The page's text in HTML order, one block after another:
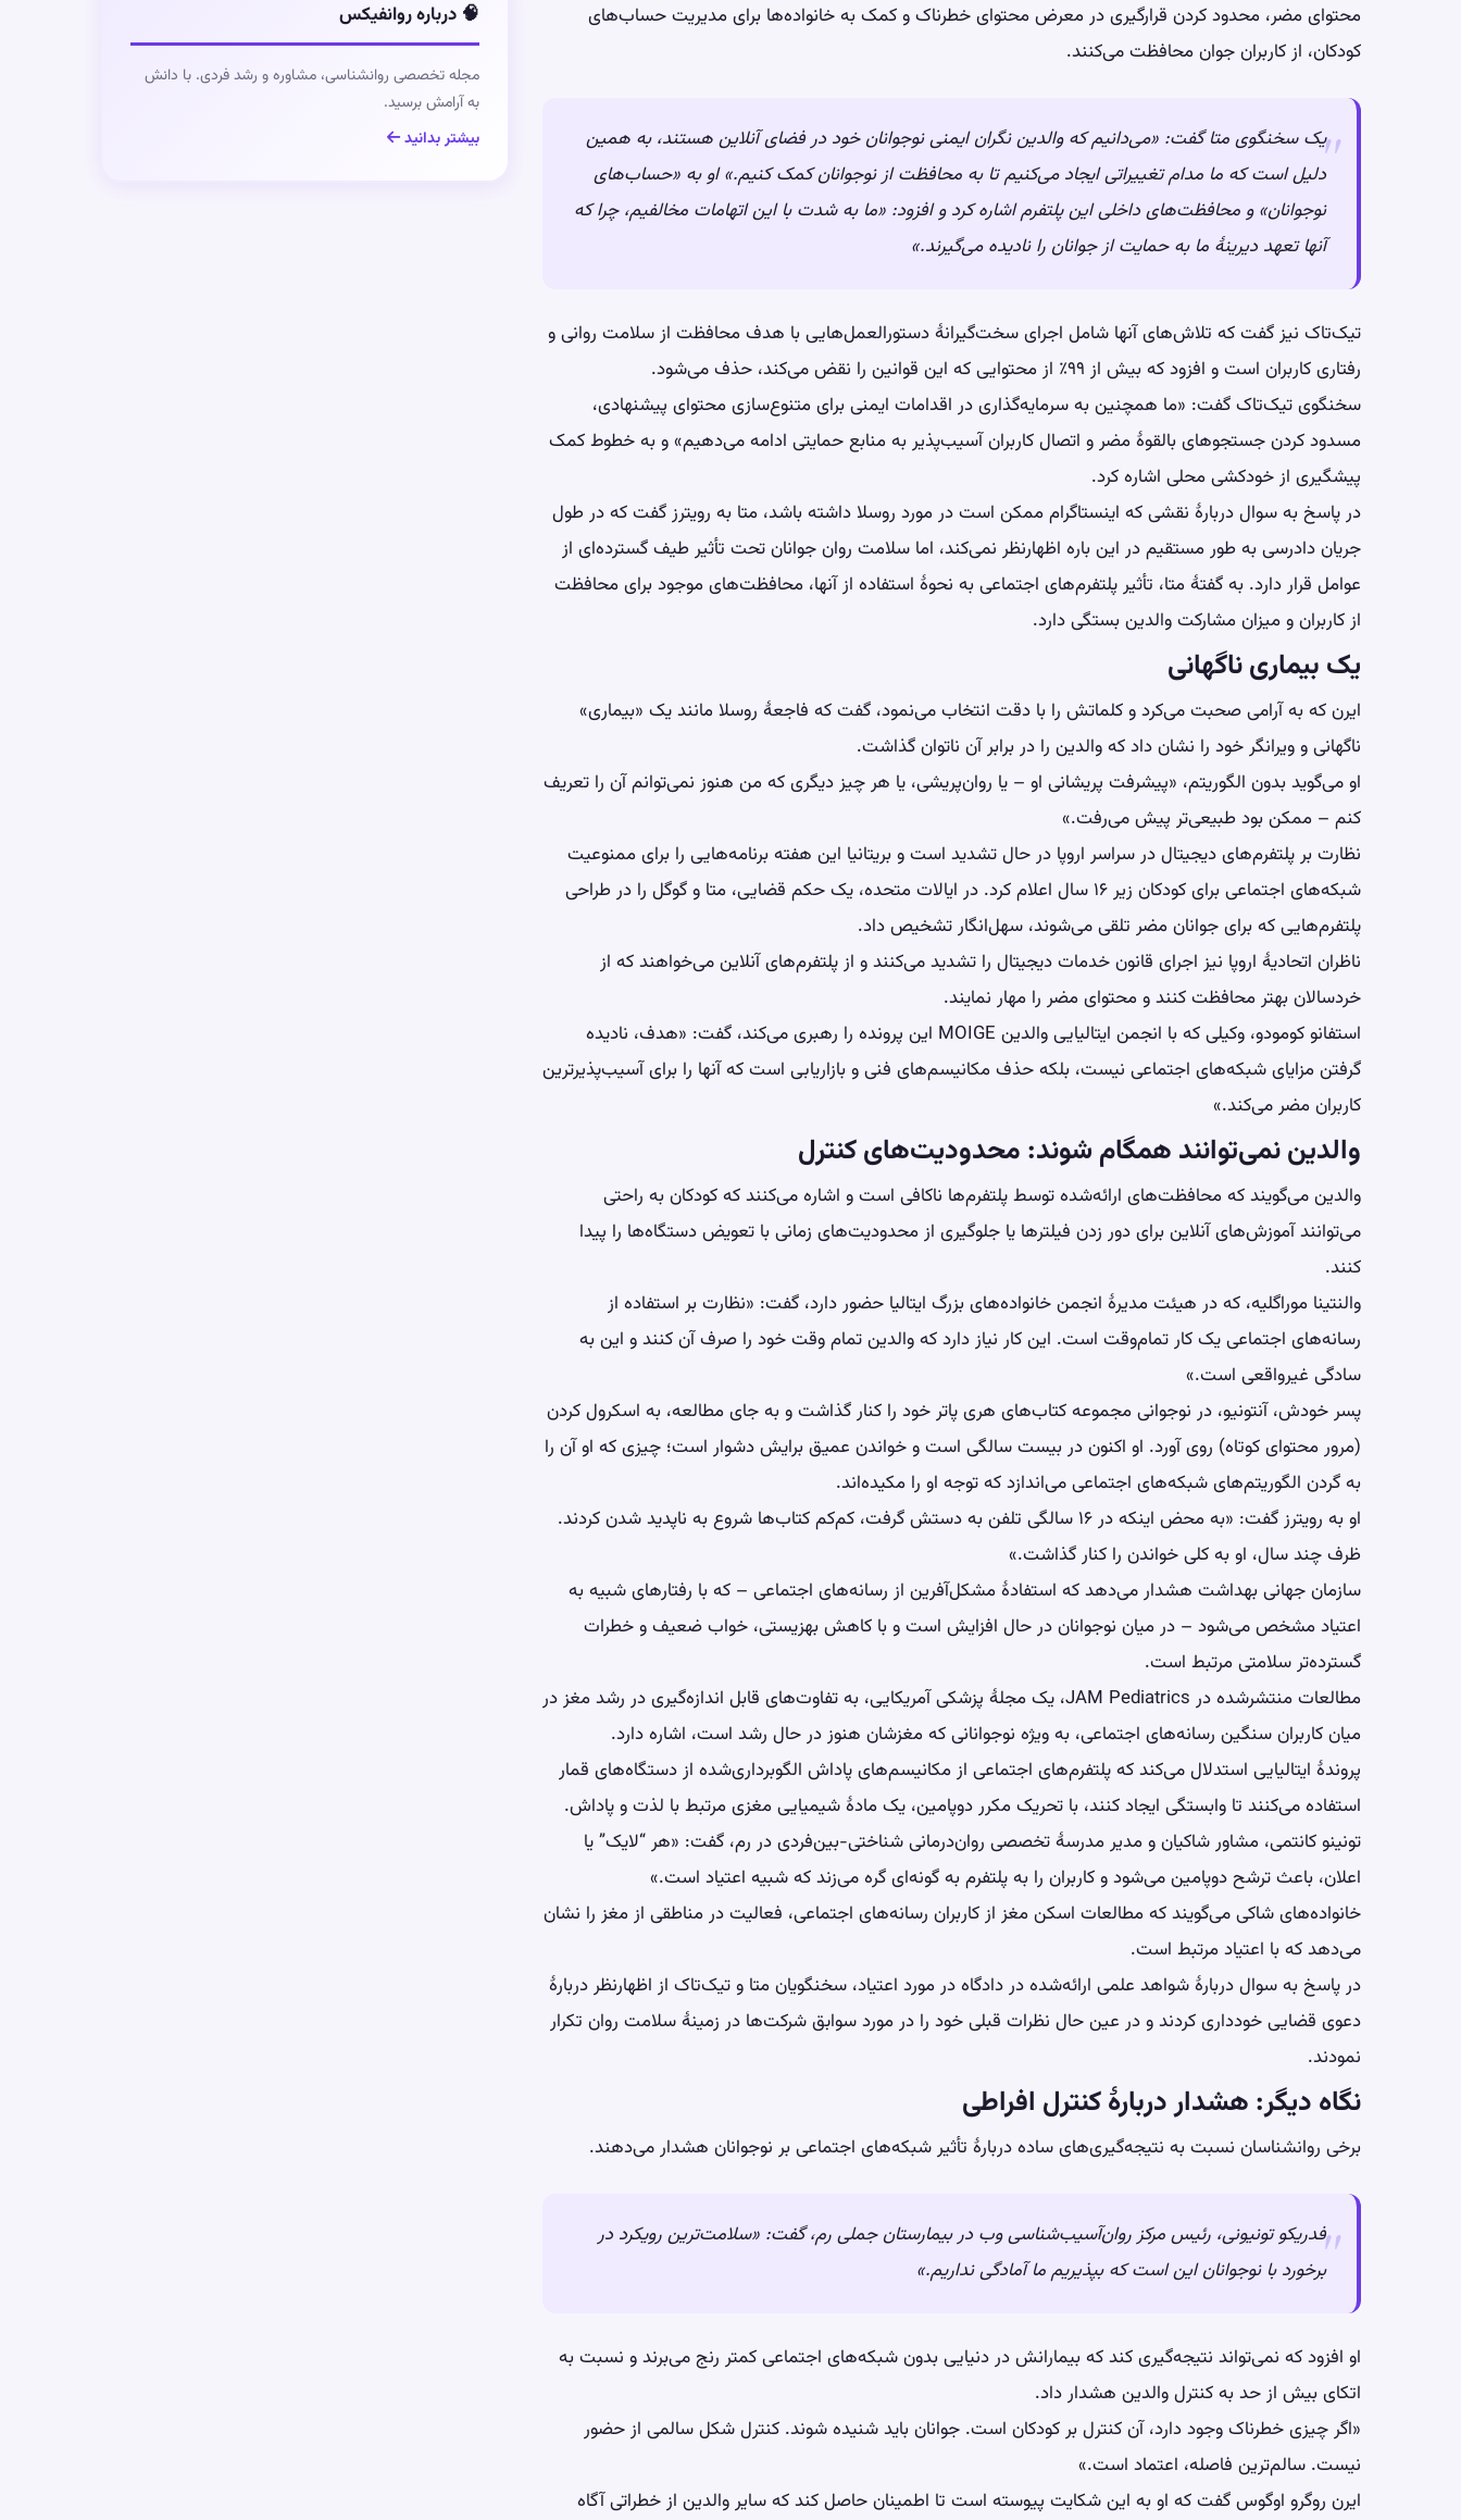
محتوای مضر، محدود کردن قرارگیری در معرض محتوای خطرناک و کمک به خانواده‌ها برای مدیریت حساب‌های
کودکان، از کاربران جوان محافظت می‌کنند.
یک سخنگوی متا گفت: «می‌دانیم که والدین نگران ایمنی نوجوانان خود در فضای آنلاین هستند، به همین
دلیل است که ما مدام تغییراتی ایجاد می‌کنیم تا به محافظت از نوجوانان کمک کنیم.» او به «حساب‌های
نوجوانان» و محافظت‌های داخلی این پلتفرم اشاره کرد و افزود: «ما به شدت با این اتهامات مخالفیم، چرا که
آنها تعهد دیرینهٔ ما به حمایت از جوانان را نادیده می‌گیرند.»
تیک‌تاک نیز گفت که تلاش‌های آنها شامل اجرای سخت‌گیرانهٔ دستورالعمل‌هایی با هدف محافظت از سلامت روانی و
رفتاری کاربران است و افزود که بیش از ۹۹٪ از محتوایی که این قوانین را نقض می‌کند، حذف می‌شود.
سخنگوی تیک‌تاک گفت: «ما همچنین به سرمایه‌گذاری در اقدامات ایمنی برای متنوع‌سازی محتوای پیشنهادی،
مسدود کردن جستجوهای بالقوهٔ مضر و اتصال کاربران آسیب‌پذیر به منابع حمایتی ادامه می‌دهیم» و به خطوط کمک
پیشگیری از خودکشی محلی اشاره کرد.
در پاسخ به سوال دربارهٔ نقشی که اینستاگرام ممکن است در مورد روسلا داشته باشد، متا به رویترز گفت که در طول
جریان دادرسی به طور مستقیم در این باره اظهارنظر نمی‌کند، اما سلامت روان جوانان تحت تأثیر طیف گسترده‌ای از
عوامل قرار دارد. به گفتهٔ متا، تأثیر پلتفرم‌های اجتماعی به نحوهٔ استفاده از آنها، محافظت‌های موجود برای محافظت
از کاربران و میزان مشارکت والدین بستگی دارد.
یک بیماری ناگهانی‌
ایرن که به آرامی صحبت می‌کرد و کلماتش را با دقت انتخاب می‌نمود، گفت که فاجعهٔ روسلا مانند یک «بیماری»
ناگهانی و ویرانگر خود را نشان داد که والدین را در برابر آن ناتوان گذاشت.
او می‌گوید بدون الگوریتم، «پیشرفت پریشانی او – یا روان‌پریشی، یا هر چیز دیگری که من هنوز نمی‌توانم آن را تعریف
کنم – ممکن بود طبیعی‌تر پیش می‌رفت.»
نظارت بر پلتفرم‌های دیجیتال در سراسر اروپا در حال تشدید است و بریتانیا این هفته برنامه‌هایی را برای ممنوعیت
شبکه‌های اجتماعی برای کودکان زیر ۱۶ سال اعلام کرد. در ایالات متحده، یک حکم قضایی، متا و گوگل را در طراحی
پلتفرم‌هایی که برای جوانان مضر تلقی می‌شوند، سهل‌انگار تشخیص داد.
ناظران اتحادیهٔ اروپا نیز اجرای قانون خدمات دیجیتال را تشدید می‌کنند و از پلتفرم‌های آنلاین می‌خواهند که از
خردسالان بهتر محافظت کنند و محتوای مضر را مهار نمایند.
استفانو کومودو، وکیلی که با انجمن ایتالیایی والدین MOIGE این پرونده را رهبری می‌کند، گفت: «هدف، نادیده
گرفتن مزایای شبکه‌های اجتماعی نیست، بلکه حذف مکانیسم‌های فنی و بازاریابی است که آنها را برای آسیب‌پذیرترین
کاربران مضر می‌کند.»
والدین نمی‌توانند همگام شوند: محدودیت‌های کنترل
والدین می‌گویند که محافظت‌های ارائه‌شده توسط پلتفرم‌ها ناکافی است و اشاره می‌کنند که کودکان به راحتی
می‌توانند آموزش‌های آنلاین برای دور زدن فیلترها یا جلوگیری از محدودیت‌های زمانی با تعویض دستگاه‌ها را پیدا
کنند.
والنتینا موراگلیه، که در هیئت مدیرهٔ انجمن خانواده‌های بزرگ ایتالیا حضور دارد، گفت: «نظارت بر استفاده از
رسانه‌های اجتماعی یک کار تمام‌وقت است. این کار نیاز دارد که والدین تمام وقت خود را صرف آن کنند و این به
سادگی غیرواقعی است.»
پسر خودش، آنتونیو، در نوجوانی مجموعه کتاب‌های هری پاتر خود را کنار گذاشت و به جای مطالعه، به اسکرول کردن
(مرور محتوای کوتاه) روی آورد. او اکنون در بیست سالگی است و خواندن عمیق برایش دشوار است؛ چیزی که او آن را
به گردن الگوریتم‌های شبکه‌های اجتماعی می‌اندازد که توجه او را مکیده‌اند.
او به رویترز گفت: «به محض اینکه در ۱۶ سالگی تلفن به دستش گرفت، کم‌کم کتاب‌ها شروع به ناپدید شدن کردند.
ظرف چند سال، او به کلی خواندن را کنار گذاشت.»
سازمان جهانی بهداشت هشدار می‌دهد که استفادهٔ مشکل‌آفرین از رسانه‌های اجتماعی – که با رفتارهای شبیه به
اعتیاد مشخص می‌شود – در میان نوجوانان در حال افزایش است و با کاهش بهزیستی، خواب ضعیف و خطرات
گسترده‌تر سلامتی مرتبط است.
مطالعات منتشرشده در JAM Pediatrics، یک مجلهٔ پزشکی آمریکایی، به تفاوت‌های قابل اندازه‌گیری در رشد مغز در
میان کاربران سنگین رسانه‌های اجتماعی، به ویژه نوجوانانی که مغزشان هنوز در حال رشد است، اشاره دارد.
پروندهٔ ایتالیایی استدلال می‌کند که پلتفرم‌های اجتماعی از مکانیسم‌های پاداش الگوبرداری‌شده از دستگاه‌های قمار
استفاده می‌کنند تا وابستگی ایجاد کنند، با تحریک مکرر دوپامین، یک مادهٔ شیمیایی مغزی مرتبط با لذت و پاداش.
تونینو کانتمی، مشاور شاکیان و مدیر مدرسهٔ تخصصی روان‌درمانی شناختی-بین‌فردی در رم، گفت: «هر “لایک” یا
اعلان، باعث ترشح دوپامین می‌شود و کاربران را به پلتفرم به گونه‌ای گره می‌زند که شبیه اعتیاد است.»
خانواده‌های شاکی می‌گویند که مطالعات اسکن مغز از کاربران رسانه‌های اجتماعی، فعالیت در مناطقی از مغز را نشان
می‌دهد که با اعتیاد مرتبط است.
در پاسخ به سوال دربارهٔ شواهد علمی ارائه‌شده در دادگاه در مورد اعتیاد، سخنگویان متا و تیک‌تاک از اظهارنظر دربارهٔ
دعوی قضایی خودداری کردند و در عین حال نظرات قبلی خود را در مورد سوابق شرکت‌ها در زمینهٔ سلامت روان تکرار
نمودند.
نگاه دیگر: هشدار دربارهٔ کنترل افراطی
برخی روانشناسان نسبت به نتیجه‌گیری‌های ساده دربارهٔ تأثیر شبکه‌های اجتماعی بر نوجوانان هشدار می‌دهند.
فدریکو تونیونی، رئیس مرکز روان‌آسیب‌شناسی وب در بیمارستان جملی رم، گفت: «سلامت‌ترین رویکرد در
برخورد با نوجوانان این است که بپذیریم ما آمادگی نداریم.»
او افزود که نمی‌تواند نتیجه‌گیری کند که بیمارانش در دنیایی بدون شبکه‌های اجتماعی کمتر رنج می‌برند و نسبت به
اتکای بیش از حد به کنترل والدین هشدار داد.
«اگر چیزی خطرناک وجود دارد، آن کنترل بر کودکان است. جوانان باید شنیده شوند. کنترل شکل سالمی از حضور
نیست. سالم‌ترین فاصله، اعتماد است.»
ایرن روگرو اوگوس گفت که او به این شکایت پیوسته است تا اطمینان حاصل کند که سایر والدین از خطراتی آگاه
🧠 درباره روانفیکس
مجله تخصصی روانشناسی، مشاوره و رشد فردی. با دانش
به آرامش برسید.
بیشتر بدانید